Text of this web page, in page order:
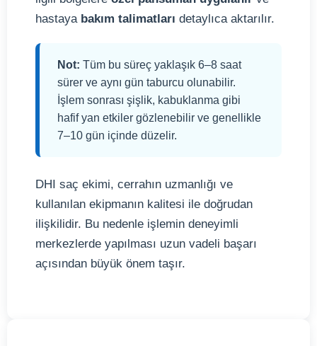
hastaya bakım talimatları detaylıca aktarılır.
Not: Tüm bu süreç yaklaşık 6–8 saat
sürer ve aynı gün taburcu olunabilir.
İşlem sonrası şişlik, kabuklanma gibi
hafif yan etkiler gözlenebilir ve genellikle
7–10 gün içinde düzelir.
DHI saç ekimi, cerrahın uzmanlığı ve
kullanılan ekipmanın kalitesi ile doğrudan
ilişkilidir. Bu nedenle işlemin deneyimli
merkezlerde yapılması uzun vadeli başarı
açısından büyük önem taşır.